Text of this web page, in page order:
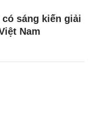
có sáng kiến giải
Nam